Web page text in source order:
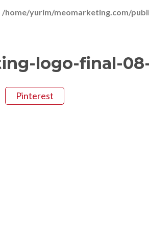
/home/yurim/meomarketing.com/
logo-final-
Pinterest